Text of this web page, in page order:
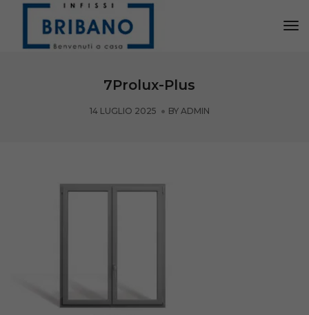
7Prolux-Plus
14 LUGLIO 2025 BY ADMIN